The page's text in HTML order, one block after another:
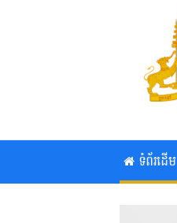
ទំព័រដើម